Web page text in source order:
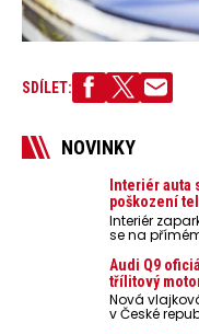
SDÍLET:
NOVINKY
Interiér auta
poškození
Interiér
se na
nebezpečí
nebo
poškodit
zvýšit riziko
Audi Q9
třílitový
Nová
v České